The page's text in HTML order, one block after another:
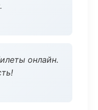
онлайн.